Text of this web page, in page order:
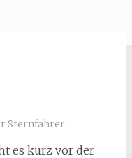
Sternfahrer
es kurz vor der